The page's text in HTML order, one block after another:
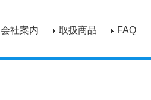
会社案内 取扱商品 FAQ